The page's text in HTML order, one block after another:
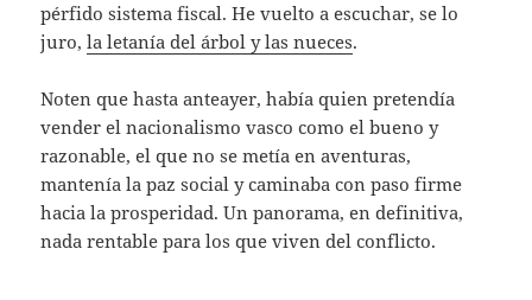
pérfido sistema fiscal. He vuelto a escuchar, se lo
juro,la letanía del árbol y las nueces.
Noten que hasta anteayer, había quien pretendía
vender el nacionalismo vasco como el bueno y
razonable, el que no se metía en aventuras,
mantenía la paz social y caminaba con paso firme
hacia la prosperidad. Un panorama, en definitiva,
nada rentable para los que viven del conflicto.